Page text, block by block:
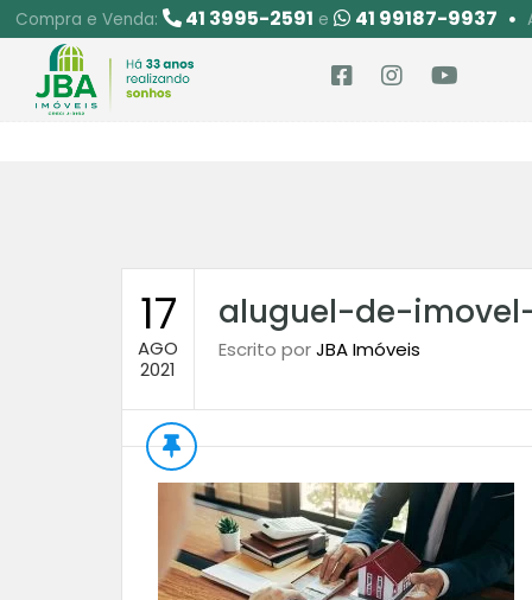
Compra e Venda: 41 3995-2591 e 41 99187-9937
17
AGO
2021
aluguel-de-
Escrito porJBA Imóveis